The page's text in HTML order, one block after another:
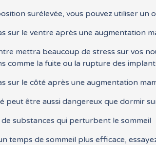
surélevée, vous pouvez utiliser un
sur le ventre après une augmentation
mettra beaucoup de stress sur vos
comme la fuite ou la rupture des
sur le côté après une augmentation
peut être aussi dangereux que dormir
substances qui perturbent le sommeil
temps de sommeil plus efficace,